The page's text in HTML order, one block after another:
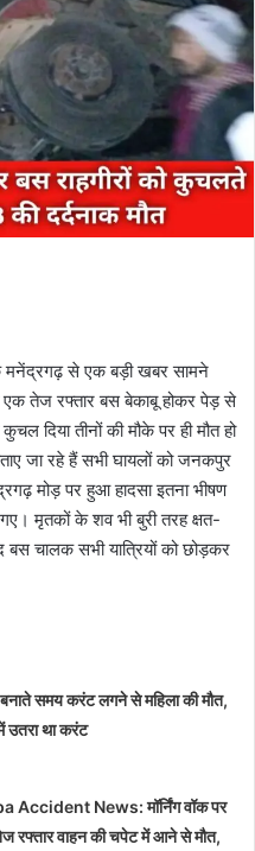
मनेंद्रगढ़ से एक बड़ी खबर सामने
एक तेज रफ्तार बस बेकाबू होकर पेड़ से
दिया तीनों की मौके पर ही मौत हो
जा रहे हैं सभी घायलों को जनकपुर
मोड़ पर हुआ हादसा इतना भीषण
मृतकों के शव भी बुरी तरह क्षत-
बस चालक सभी यात्रियों को छोड़कर
समय करंट लगने से महिला की मौत,
था करंट
News: मॉर्निंग वॉक पर
रफ्तार वाहन की चपेट में आने से मौत,